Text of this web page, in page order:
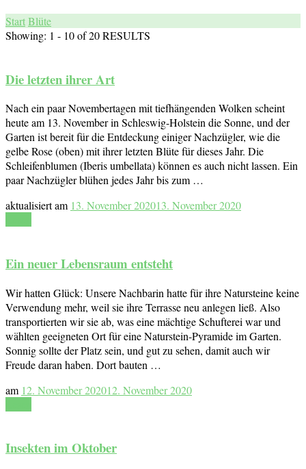
StartBlüte
Showing: 1 - 10 of 20 RESULTS
Die letzten ihrer Art
Nach ein paar Novembertagen mit tiefhängenden Wolken scheint
heute am 13. November in Schleswig-Holstein die Sonne, und der
Garten ist bereit für die Entdeckung einiger Nachzügler, wie die
gelbe Rose (oben) mit ihrer letzten Blüte für dieses Jahr. Die
Schleifenblumen (Iberis umbellata) können es auch nicht lassen. Ein
paar Nachzügler blühen jedes Jahr bis zum …
aktualisiert am 13. November 202013. November 2020
Ein neuer Lebensraum entsteht
Wir hatten Glück: Unsere Nachbarin hatte für ihre Natursteine keine
Verwendung mehr, weil sie ihre Terrasse neu anlegen ließ. Also
transportierten wir sie ab, was eine mächtige Schufterei war und
wählten geeigneten Ort für eine Naturstein-Pyramide im Garten.
Sonnig sollte der Platz sein, und gut zu sehen, damit auch wir
Freude daran haben. Dort bauten …
am 12. November 202012. November 2020
Insekten im Oktober